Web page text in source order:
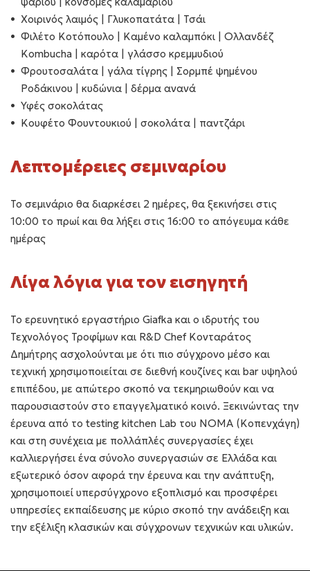
Χοιρινός λαιμός | Γλυκοπατάτα | Τσάι
Φιλέτο Κοτόπουλο | Καμένο καλαμπόκι | Ολλανδέζ
Kombucha | καρότα | γλάσσο κρεμμυδιού
Φρουτοσαλάτα | γάλα τίγρης | Σορμπέ ψημένου
Ροδάκινου | κυδώνια | δέρμα ανανά
Υφές σοκολάτας
Κουφέτο Φουντουκιού | σοκολάτα | παντζάρι
Λεπτομέρειες σεμιναρίου
Το σεμινάριο θα διαρκέσει 2 ημέρες, θα ξεκινήσει στις
10:00 το πρωί και θα λήξει στις 16:00 το απόγευμα κάθε
ημέρας
Λίγα λόγια για τον εισηγητή
Το ερευνητικό εργαστήριο Giafka και ο ιδρυτής του
Τεχνολόγος Τροφίμων και R&D Chef Κονταράτος
Δημήτρης ασχολούνται με ότι πιο σύγχρονο μέσο και
τεχνική χρησιμοποιείται σε διεθνή κουζίνες και bar υψηλού
επιπέδου, με απώτερο σκοπό να τεκμηριωθούν και να
παρουσιαστούν στο επαγγελματικό κοινό. Ξεκινώντας την
έρευνα από το testing kitchen Lab του ΝΟΜΑ (Κοπενχάγη)
και στη συνέχεια με πολλάπλές συνεργασίες έχει
καλλιεργήσει ένα σύνολο συνεργασιών σε Ελλάδα και
εξωτερικό όσον αφορά την έρευνα και την ανάπτυξη,
χρησιμοποιεί υπερσύγχρονο εξοπλισμό και προσφέρει
υπηρεσίες εκπαίδευσης με κύριο σκοπό την ανάδειξη και
την εξέλιξη κλασικών και σύγχρονων τεχνικών και υλικών.